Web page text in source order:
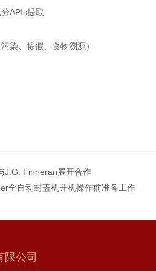
APIs提取
、掺假、食物溯源）
J.G. Finneran展开合作
全自动封盖机开机操作前准备工作
公司